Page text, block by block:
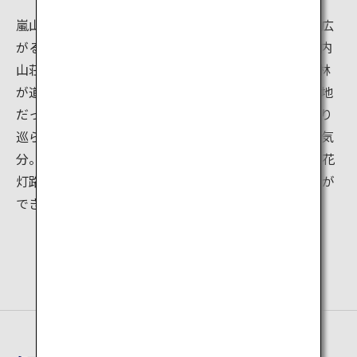
嵐山で絶大な人気スポットとなっているのが嵯峨野に広
がる竹林です。野宮神社から天龍寺北門を通り、大河内
山荘へ抜ける約400メートルの道に、手入れされた竹林
が道の両脇に続きます。嵐山は平安時代、貴族の別荘地
だったと言われています。竹林を縫うように小径が張り
巡らされていて、のんびりと歩けば平安時代の貴族の気
分。初冬には竹林の両側がライトアップされる「嵐山花
灯路」が開催され、昼間とは違う雰囲気を楽しむことが
できます。